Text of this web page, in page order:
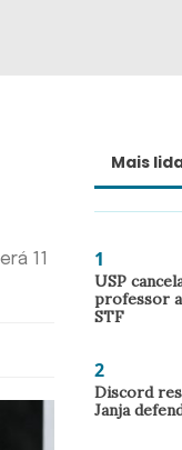
11
Mais
1
USP
professor
STF
2
Discord
Janja